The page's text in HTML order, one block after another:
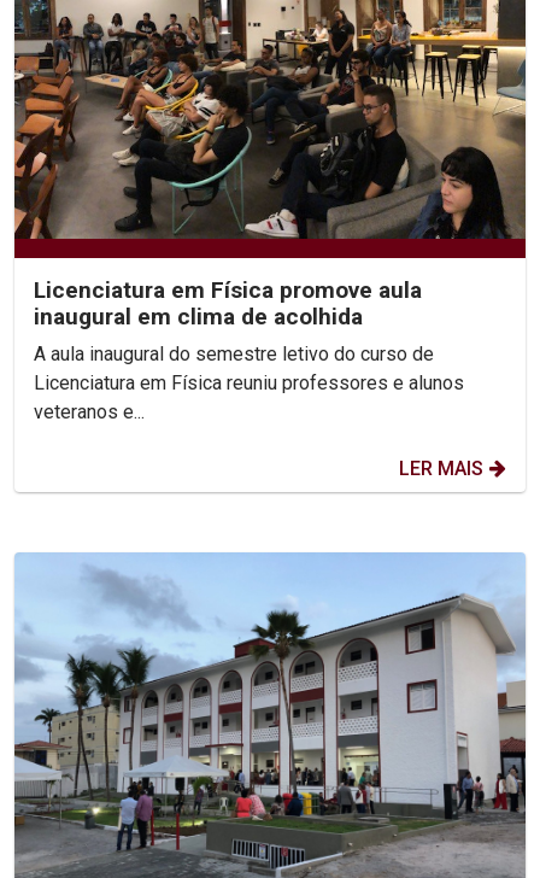
Licenciatura em Física promove aula
inaugural em clima de acolhida
A aula inaugural do semestre letivo do curso de
Licenciatura em Física reuniu professores e alunos
veteranos e...
LER MAIS